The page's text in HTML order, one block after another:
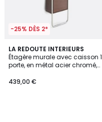
-25% DÈS 2*
LA REDOUTE INTERIEURS
Étagère murale avec caisson 1
porte, en métal acier chromé,
439,00 €